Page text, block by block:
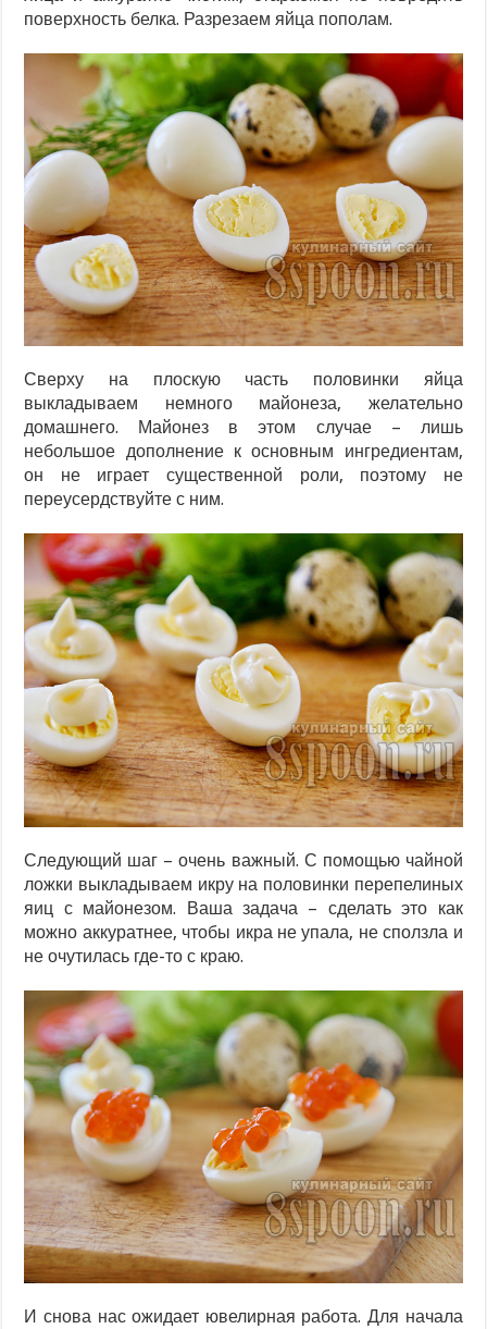
поверхность белка. Разрезаем яйца пополам.
Сверху на плоскую часть половинки яйца
выкладываем немного майонеза, желательно
домашнего. Майонез в этом случае – лишь
небольшое дополнение к основным ингредиентам,
он не играет существенной роли, поэтому не
переусердствуйте с ним.
Следующий шаг – очень важный. С помощью чайной
ложки выкладываем икру на половинки перепелиных
яиц с майонезом. Ваша задача – сделать это как
можно аккуратнее, чтобы икра не упала, не сползла и
не очутилась где-то с краю.
И снова нас ожидает ювелирная работа. Для начала